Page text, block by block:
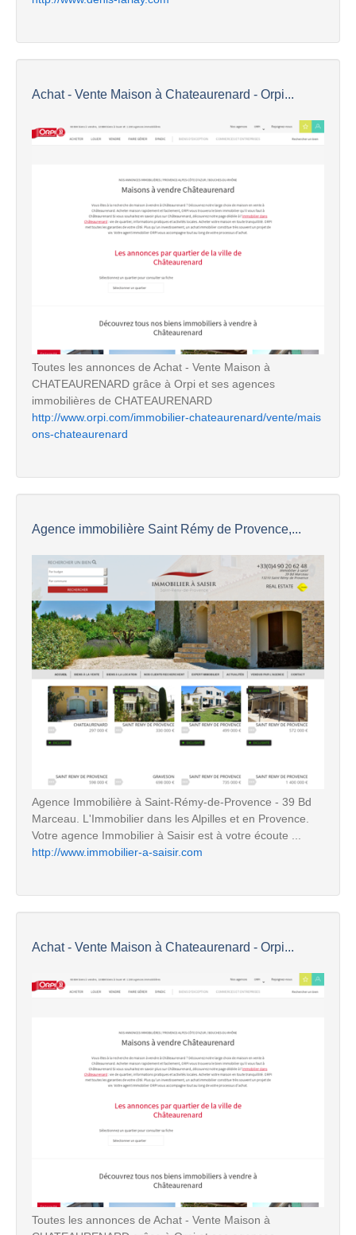
Achat - Vente Maison à Chateaurenard - Orpi...
Toutes les annonces de Achat - Vente Maison à
CHATEAURENARD grâce à Orpi et ses agences
immobilières de CHATEAURENARD
http://www.orpi.com/immobilier-chateaurenard/vente/mais
ons-chateaurenard
Agence immobilière Saint Rémy de Provence,...
Agence Immobilière à Saint-Rémy-de-Provence - 39 Bd
Marceau. L'Immobilier dans les Alpilles et en Provence.
Votre agence Immobilier à Saisir est à votre écoute ...
http://www.immobilier-a-saisir.com
Achat - Vente Maison à Chateaurenard - Orpi...
Toutes les annonces de Achat - Vente Maison à